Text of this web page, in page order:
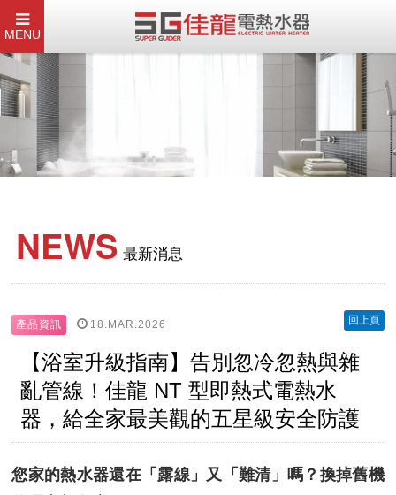
MENU
NEWS 最新消息
回上頁
產品資訊 18.MAR.2026
【浴室升級指南】告別忽冷忽熱與雜
亂管線！佳龍 NT 型即熱式電熱水
器，給全家最美觀的五星級安全防護
您家的熱水器還在「露線」又「難清」嗎？換掉舊機